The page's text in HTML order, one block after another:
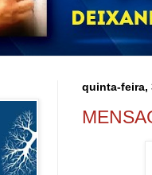
quinta-feira,